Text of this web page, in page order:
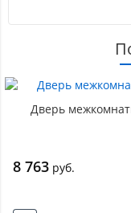
Дверь
8 763 руб.